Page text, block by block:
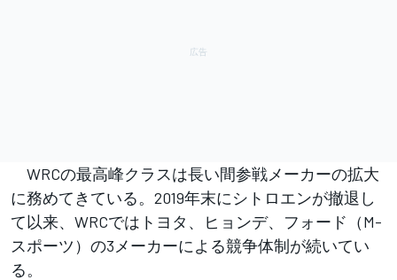
WRCの最高峰クラスは長い間参戦メーカーの拡大
に務めてきている。2019年末にシトロエンが撤退し
て以来、WRCではトヨタ、ヒョンデ、フォード（M-
スポーツ）の3メーカーによる競争体制が続いてい
る。